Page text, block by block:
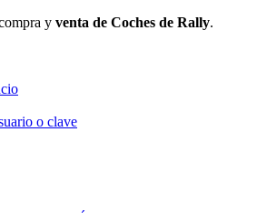
y venta de Coches de Rally.
o clave